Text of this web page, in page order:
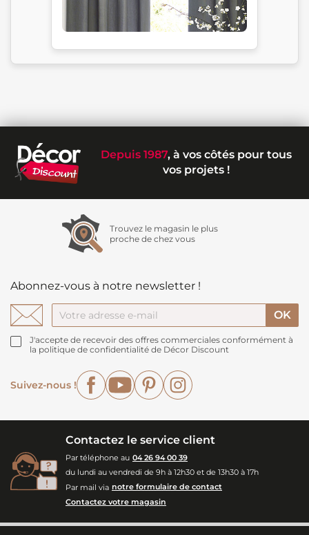
Depuis 1987, à vos côtés pour tous
vos projets !
Trouvez le magasin le plus
proche de chez vous
Abonnez-vous à notre newsletter !
J'accepte de recevoir des offres commerciales conformément à
la politique de confidentialité de Décor Discount
Suivez-nous !
FacebookYouTubePinterest
Contactez le service client
Par téléphone au 04 26 94 00 39
du lundi au vendredi de 9h à 12h30 et de 13h30 à 17h
Par mail via notre formulaire de contact
Contactez votre magasin